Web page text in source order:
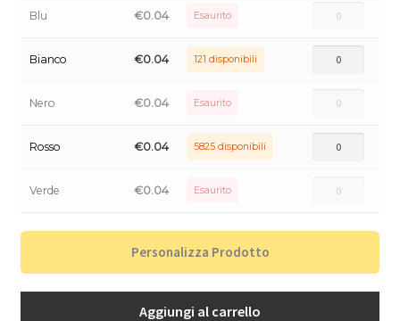
Blu €0.04 Esaurito
Bianco €0.04 121 disponibili
Nero €0.04 Esaurito
Rosso €0.04 5825 disponibili
Verde €0.04 Esaurito
Personalizza Prodotto
Aggiungi al carrello